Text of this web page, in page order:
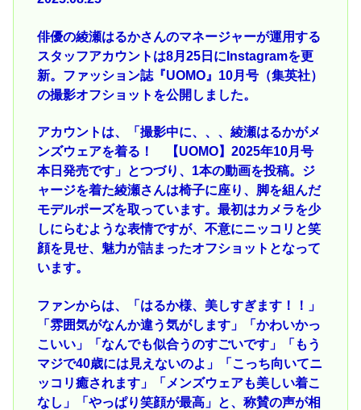
俳優の綾瀬はるかさんのマネージャーが運用する
スタッフアカウントは8月25日にInstagramを更
新。ファッション誌『UOMO』10月号（集英社）
の撮影オフショットを公開しました。
アカウントは、「撮影中に、、、綾瀬はるかがメ
ンズウェアを着る！ 【UOMO】2025年10月号
本日発売です」とつづり、1本の動画を投稿。ジ
ャージを着た綾瀬さんは椅子に座り、脚を組んだ
モデルポーズを取っています。最初はカメラを少
しにらむような表情ですが、不意にニッコリと笑
顔を見せ、魅力が詰まったオフショットとなって
います。
ファンからは、「はるか様、美しすぎます！！」
「雰囲気がなんか違う気がします」「かわいかっ
こいい」「なんでも似合うのすごいです」「もう
マジで40歳には見えないのよ」「こっち向いてニ
ッコリ癒されます」「メンズウェアも美しい着こ
なし」「やっぱり笑顔が最高」と、称賛の声が相